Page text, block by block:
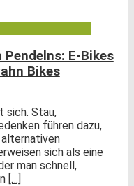
E-Bikes
Bikes
sich. Stau,
führen dazu,
alternativen
sich als eine
man schnell,
[…]